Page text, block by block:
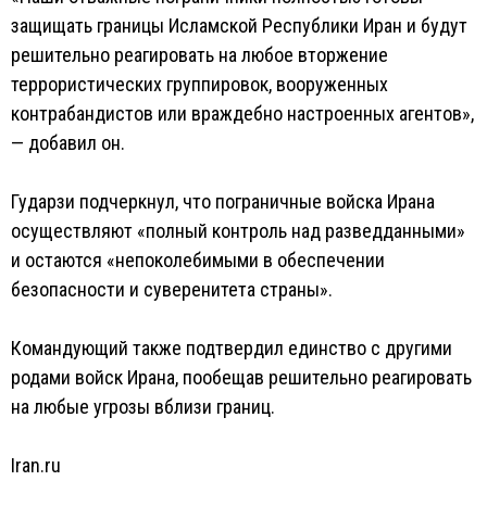
защищать границы Исламской Республики Иран и будут
решительно реагировать на любое вторжение
террористических группировок, вооруженных
контрабандистов или враждебно настроенных агентов»,
— добавил он.
Гударзи подчеркнул, что пограничные войска Ирана
осуществляют «полный контроль над разведданными»
и остаются «непоколебимыми в обеспечении
безопасности и суверенитета страны».
Командующий также подтвердил единство с другими
родами войск Ирана, пообещав решительно реагировать
на любые угрозы вблизи границ.
Iran.ru